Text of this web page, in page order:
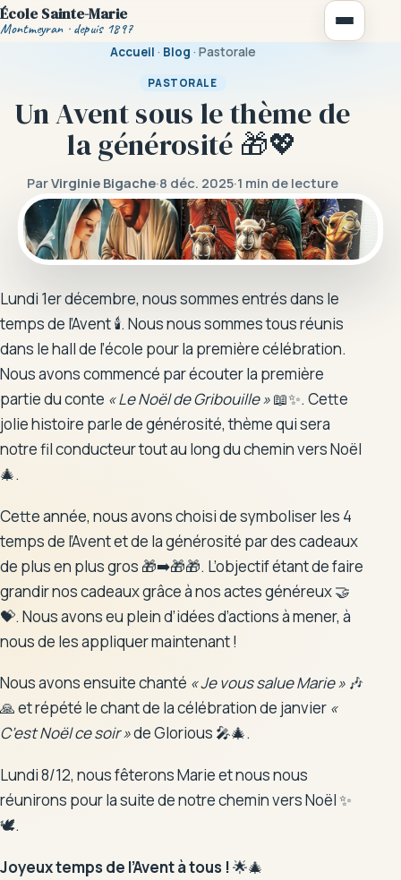
École Sainte-Marie
Montmeyran · depuis 1897
Notre école
Vie scolaire
La cantine
Règlement intérieur
Activités périscolaires
Les enseignantes
L'APEL
L'OGEC
Documents
Accueil · Blog · Pastorale
PASTORALE
Un Avent sous le thème de
la générosité 🎁💖
ParVirginie Bigache·8 déc. 2025·1 min de lecture
Lundi 1er décembre, nous sommes entrés dans le
temps de l’Avent 🕯️. Nous nous sommes tous réunis
dans le hall de l’école pour la première célébration.
Nous avons commencé par écouter la première
partie du conte « Le Noël de Gribouille »📖✨. Cette
jolie histoire parle de générosité, thème qui sera
notre fil conducteur tout au long du chemin vers Noël
🎄.
Cette année, nous avons choisi de symboliser les 4
temps de l’Avent et de la générosité par des cadeaux
de plus en plus gros 🎁➡️🎁🎁. L’objectif étant de faire
grandir nos cadeaux grâce à nos actes généreux 🤝
💝. Nous avons eu plein d’idées d’actions à mener, à
nous de les appliquer maintenant !
Nous avons ensuite chanté « Je vous salue Marie » 🎶
🙏 et répété le chant de la célébration de janvier «
C’est Noël ce soir »de Glorious 🎤🎄.
Lundi 8/12, nous fêterons Marie et nous nous
réunirons pour la suite de notre chemin vers Noël ✨
🕊️.
Joyeux temps de l’Avent à tous !🌟🎄